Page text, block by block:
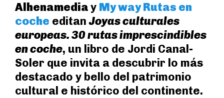
Alhenamediay My way Rutas en
coche editanJoyas culturales
europeas. 30 rutas imprescindibles
en coche, un libro de Jordi Canal-
Soler que invita a descubrir lo más
destacado y bello del patrimonio
cultural e histórico del continente.